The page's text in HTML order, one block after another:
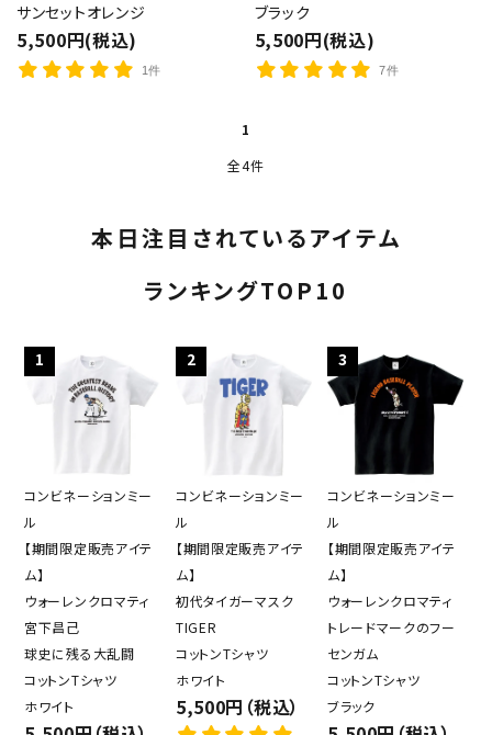
サンセットオレンジ
5,500円(税込)
1件
ブラック
5,500円(税込)
7件
1
全4件
本日注目されているアイテム
ランキングTOP10
1
コンビネーションミー
ル
【期間限定販売アイテ
ム】
ウォーレンクロマティ
宮下昌己
球史に残る大乱闘
コットンTシャツ
ホワイト
2
コンビネーションミー
ル
【期間限定販売アイテ
ム】
初代タイガーマスク
TIGER
コットンTシャツ
ホワイト
5,500円（税込）
3
コンビネーションミー
ル
【期間限定販売アイテ
ム】
ウォーレンクロマティ
トレードマークのフー
センガム
コットンTシャツ
ブラック